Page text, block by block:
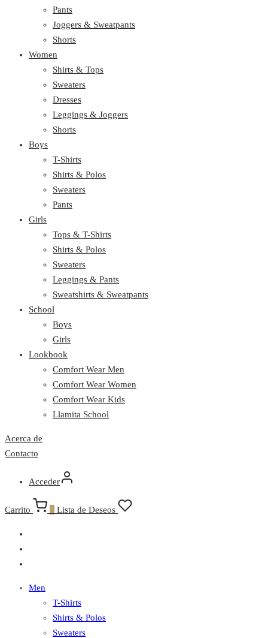
Pants
Joggers & Sweatpants
Shorts
Women
Shirts & Tops
Sweaters
Dresses
Leggings & Joggers
Shorts
Boys
T-Shirts
Shirts & Polos
Sweaters
Pants
Girls
Tops & T-Shirts
Shirts & Polos
Sweaters
Leggings & Pants
Sweatshirts & Sweatpants
School
Boys
Girls
Lookbook
Comfort Wear Men
Comfort Wear Women
Comfort Wear Kids
Llamita School
Acerca de
Contacto
Acceder
Carrito Lista de Deseos
Men
T-Shirts
Shirts & Polos
Sweaters